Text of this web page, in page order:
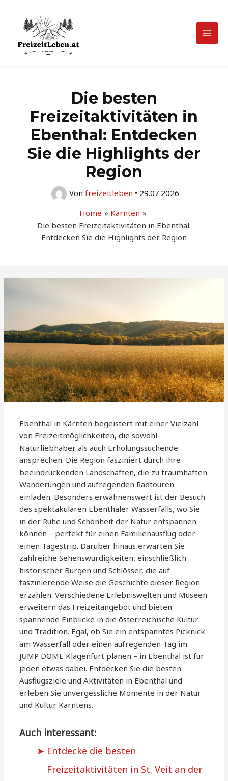
springen
Main
Die besten
Freizeitaktivitäten in
Ebenthal: Entdecken
Sie die Highlights der
Region
Von freizeitleben • 29.07.2026
Home
Kärnten
Die besten Freizeitaktivitäten in Ebenthal:
Entdecken Sie die Highlights der Region
Ebenthal in Kärnten begeistert mit einer Vielzahl
von Freizeitmöglichkeiten, die sowohl
Naturliebhaber als auch Erholungssuchende
ansprechen. Die Region fasziniert durch ihre
beeindruckenden Landschaften, die zu traumhaften
Wanderungen und aufregenden Radtouren
einladen. Besonders erwähnenswert ist der Besuch
des spektakulären Ebenthaler Wasserfalls, wo Sie
in der Ruhe und Schönheit der Natur entspannen
können – perfekt für einen Familienausflug oder
einen Tagestrip. Darüber hinaus erwarten Sie
zahlreiche Sehenswürdigkeiten, einschließlich
historischer Burgen und Schlösser, die auf
faszinierende Weise die Geschichte dieser Region
erzählen. Verschiedene Erlebniswelten und Museen
erweitern das Freizeitangebot und bieten
spannende Einblicke in die österreichische Kultur
und Tradition. Egal, ob Sie ein entspanntes Picknick
am Wasserfall oder einen aufregenden Tag im
JUMP DOME Klagenfurt planen – in Ebenthal ist für
jeden etwas dabei. Entdecken Sie die besten
Ausflugsziele und Aktivitäten in Ebenthal und
erleben Sie unvergessliche Momente in der Natur
und Kultur Kärntens.
Auch interessant:
Entdecke die besten
Freizeitaktivitäten in St. Veit an der